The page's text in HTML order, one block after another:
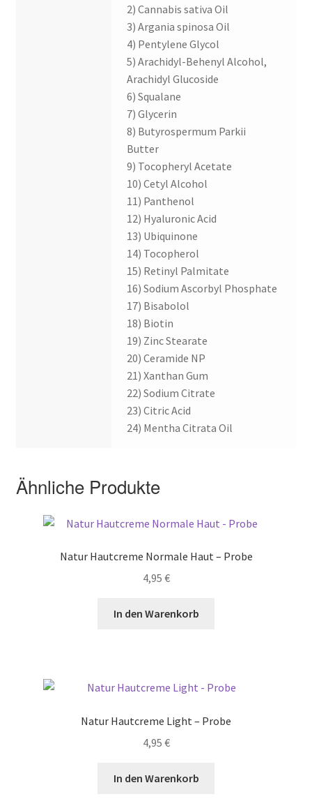
2) Cannabis sativa Oil
3) Argania spinosa Oil
4) Pentylene Glycol
5) Arachidyl-Behenyl Alcohol,
Arachidyl Glucoside
6) Squalane
7) Glycerin
8) Butyrospermum Parkii
Butter
9) Tocopheryl Acetate
10) Cetyl Alcohol
11) Panthenol
12) Hyaluronic Acid
13) Ubiquinone
14) Tocopherol
15) Retinyl Palmitate
16) Sodium Ascorbyl Phosphate
17) Bisabolol
18) Biotin
19) Zinc Stearate
20) Ceramide NP
21) Xanthan Gum
22) Sodium Citrate
23) Citric Acid
24) Mentha Citrata Oil
Ähnliche Produkte
Natur Hautcreme Normale Haut – Probe
4,95 €
In den Warenkorb
Natur Hautcreme Light – Probe
4,95 €
In den Warenkorb